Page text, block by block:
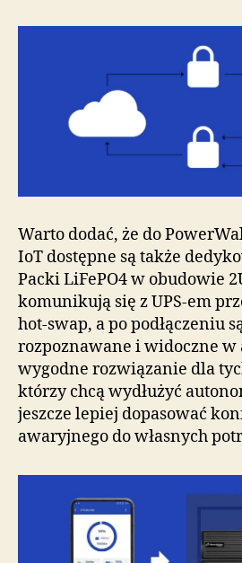
Warto dodać, że do
IoT dostępne są także
Packi LiFePO4 w obudowie
komunikują się z UPS-em
hot-swap, a po podłączeniu
rozpoznawane i widoczne w
wygodne rozwiązanie dla
którzy chcą wydłużyć
jeszcze lepiej dopasować
awaryjnego do własnych